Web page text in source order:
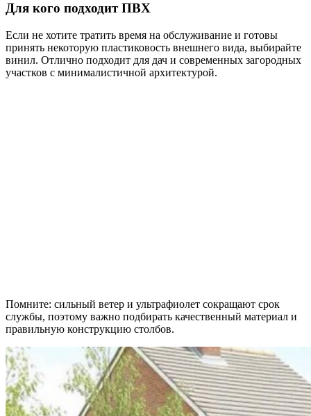
Для кого подходит ПВХ
Если не хотите тратить время на обслуживание и готовы
принять некоторую пластиковость внешнего вида, выбирайте
винил. Отлично подходит для дач и современных загородных
участков с минималистичной архитектурой.
Помните: сильный ветер и ультрафиолет сокращают срок
службы, поэтому важно подбирать качественный материал и
правильную конструкцию столбов.